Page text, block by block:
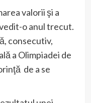
valorii şi a
o anul trecut.
consecutiv,
a Olimpiadei de
de a se